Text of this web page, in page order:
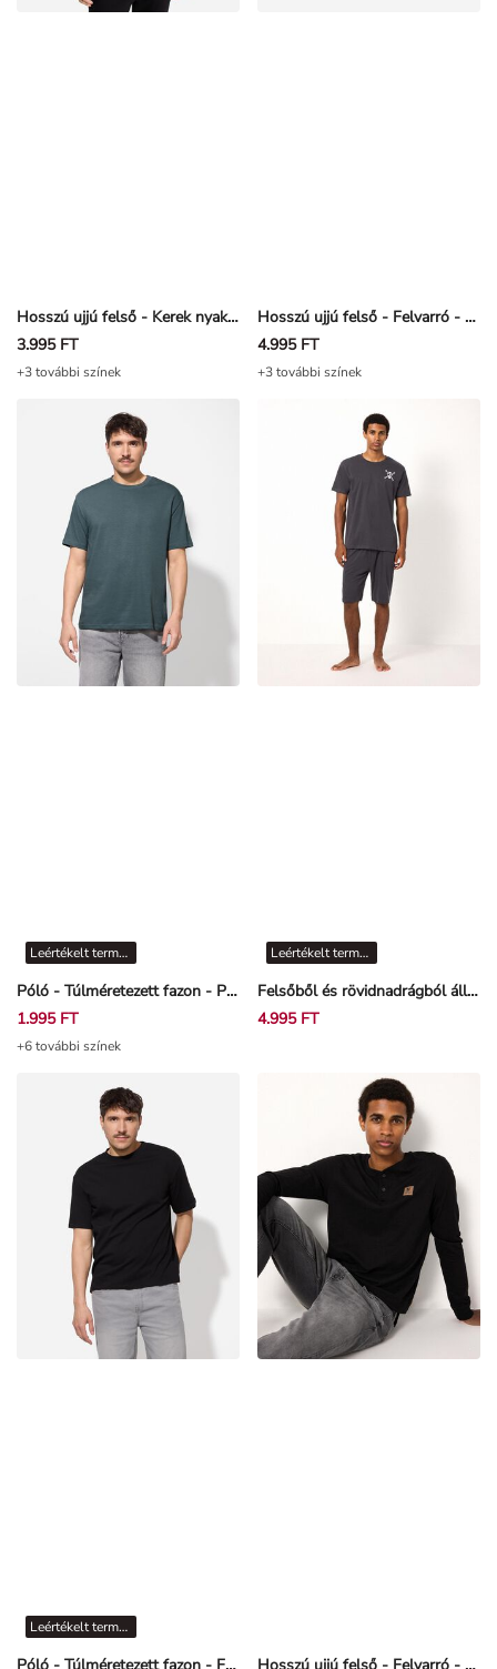
Hosszú ujjú felső - Kerek nyakkivágás - Fekete
3.995 FT
+3 további színek
Hosszú ujjú felső - Felvarró - Petrolkék
4.995 FT
+3 további színek
Póló - Túlméretezett fazon - Petrolkék
Leértékelt termékek
1.995 FT
+6 további színek
Felsőből és rövidnadrágból álló pizsama szett - One Piece - Sötétszürke
Leértékelt termékek
4.995 FT
Leértékelt termékek